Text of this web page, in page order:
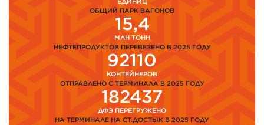
ОБЩИЙ ПАРК ВАГОНОВ
15,4
МЛН ТОНН
НЕФТЕПРОДУКТОВ ПЕРЕВЕЗЕНО В 2025 ГОДУ
92110
КОНТЕЙНЕРОВ
ОТПРАВЛЕНО С ТЕРМИНАЛА В 2025 ГОДУ
182437
ДФЭ ПЕРЕГРУЖЕНО
НА ТЕРМИНАЛЕ НА СТ.ДОСТЫК В 2025 ГОДУ